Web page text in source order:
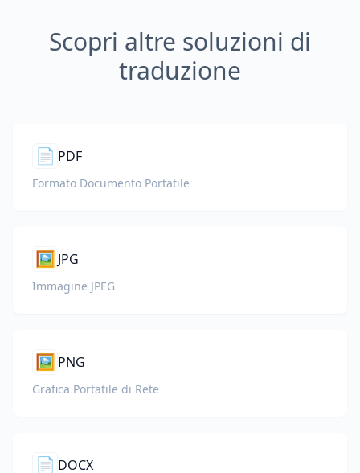
Scopri altre soluzioni di
traduzione
📄 PDF
Formato Documento Portatile
🖼️ JPG
Immagine JPEG
🖼️ PNG
Grafica Portatile di Rete
📄 DOCX